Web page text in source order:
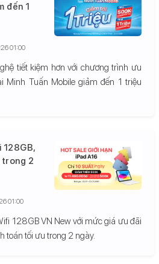
đến 1
tiết kiệm hơn với chương trình ưu
Minh Tuấn Mobile giảm đến 1 triệu
01:00
128GB,
trong 2
128GB VN New với mức giá ưu đãi
toán tối ưu trong 2 ngày.
01:00